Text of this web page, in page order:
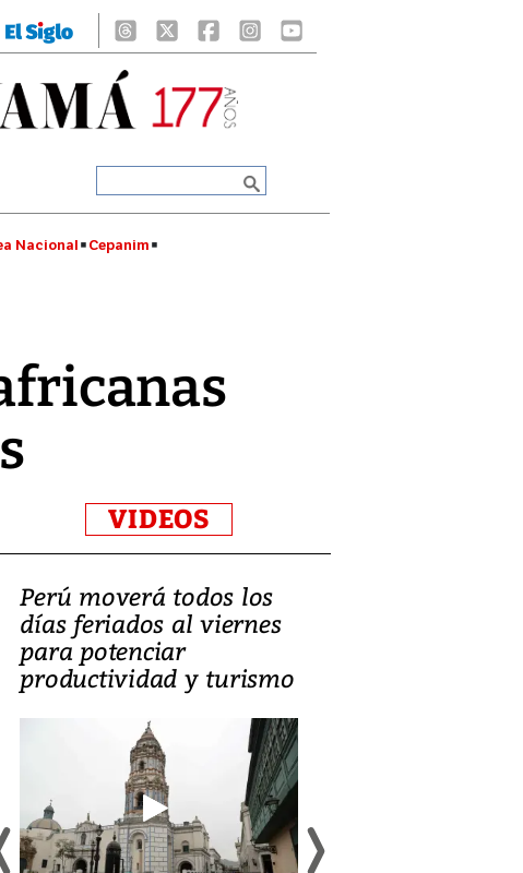
Nacional Cepanim
VIDEOS
Perú moverá todos los
días feriados al viernes
para potenciar
productividad y turismo